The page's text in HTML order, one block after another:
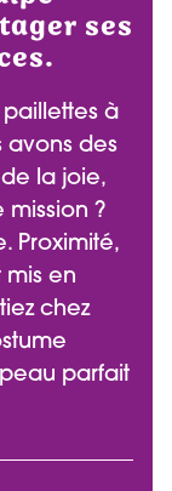
ses
à
avons des
la joie,
?
Proximité,
en
chez
parfait